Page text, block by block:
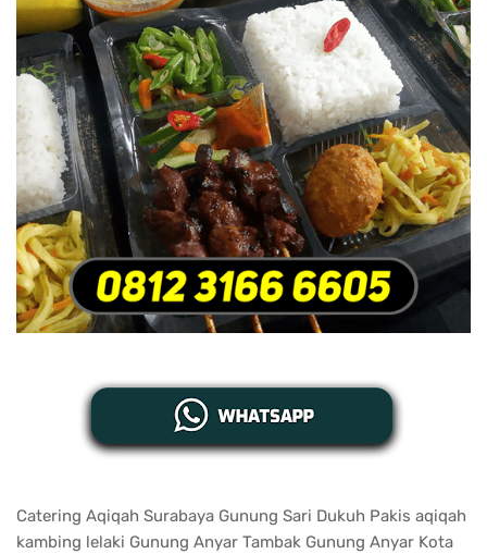
Catering Aqiqah Surabaya Gunung Sari Dukuh Pakis aqiqah
kambing lelaki Gunung Anyar Tambak Gunung Anyar Kota